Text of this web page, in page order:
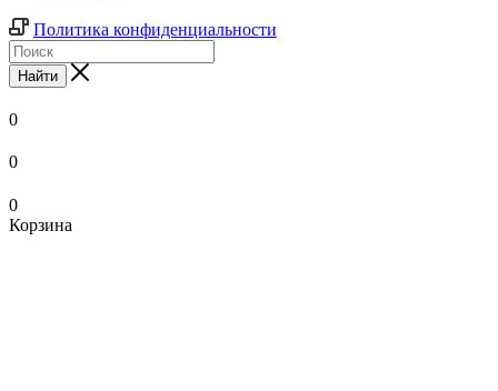
Политика конфиденциальности
Найти
0
0
0
Корзина